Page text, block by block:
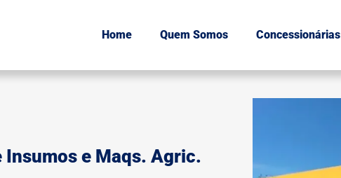
Home Quem Somos Concessionárias
Insumos e Maqs. Agric.